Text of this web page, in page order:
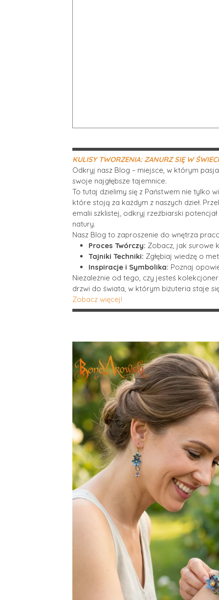
KULISY TWORZENIA: ZANURZ SIĘ W
Odkryj nasz Blog – miejsce, w którym
swoje najgłębsze tajemnice.
To tutaj dzielimy się z Państwem nie tylko
które stoją za każdym z naszych dzieł.
emalii szklistej, odkryj rzeźbiarski
natury.
Nasz Blog to zaproszenie do wnętrza
Proces Twórczy: Zobacz, jak surowe
Tajniki Techniki: Zgłębiaj wiedzę o
Inspiracje i Symbolika: Poznaj
Niezależnie od tego, czy jesteś
drzwi do świata, w którym biżuteria staje
Zobacz więcej!